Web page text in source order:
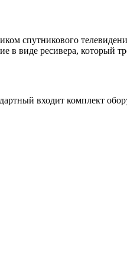
спутникового
в виде ресивера, который
входит комплект